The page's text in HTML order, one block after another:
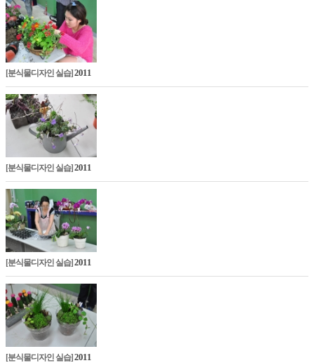
[분식물디자인 실습]2011
[분식물디자인 실습]2011
[분식물디자인 실습]2011
[분식물디자인 실습]2011